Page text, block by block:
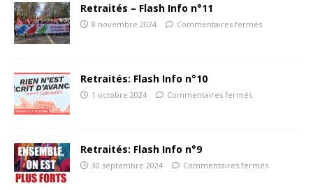
Retraités – Flash Info n°11
8 novembre 2024 Commentaires fermés
Retraités: Flash Info n°10
1 octobre 2024 Commentaires fermés
Retraités: Flash Info n°9
30 septembre 2024 Commentaires fermés